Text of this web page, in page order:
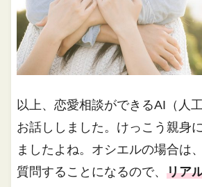
以上、恋愛相談ができるAI（人
お話ししました。けっこう親身
ましたよね。オシエルの場合は
質問することになるので、リア